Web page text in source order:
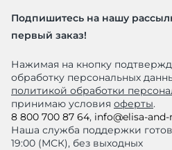
Подпишитесь на нашу
первый заказ!
Нажимая на кнопку
обработку персональных
политикой обработки
принимаю условия оферты.
8 800 700 87 64, info@elisa-
Наша служба поддержки
19:00 (МСК), без выходных